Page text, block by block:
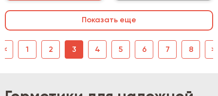
Показать еще
|< 1 2 3 4 5 6 7 8 >|